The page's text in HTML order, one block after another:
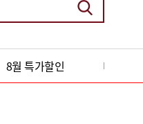
8월 특가할인